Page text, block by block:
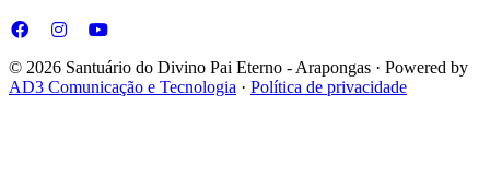
© 2026 Santuário do Divino Pai Eterno - Arapongas · Powered by
AD3 Comunicação e Tecnologia · Política de privacidade